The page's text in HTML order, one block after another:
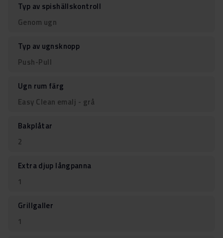
Typ av spishällskontroll
Genom ugn
Typ av ugnsknopp
Push-Pull
Ugn rum färg
Easy Clean emalj - grå
Bakplåtar
2
Extra djup långpanna
1
Grillgaller
1